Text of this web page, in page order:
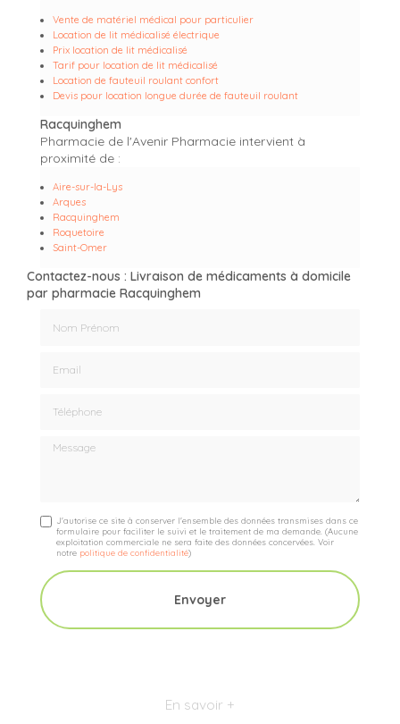
Vente de matériel médical pour particulier
Location de lit médicalisé électrique
Prix location de lit médicalisé
Tarif pour location de lit médicalisé
Location de fauteuil roulant confort
Devis pour location longue durée de fauteuil roulant
Racquinghem
Pharmacie de l'Avenir Pharmacie intervient à
proximité de :
Aire-sur-la-Lys
Arques
Racquinghem
Roquetoire
Saint-Omer
Contactez-nous : Livraison de médicaments à domicile
par pharmacie Racquinghem
Message
J'autorise ce site à conserver l'ensemble des données transmises dans ce
formulaire pour faciliter le suivi et le traitement de ma demande.(Aucune
exploitation commerciale ne sera faite des données concervées. Voir
notre politique de confidentialité)
En savoir +